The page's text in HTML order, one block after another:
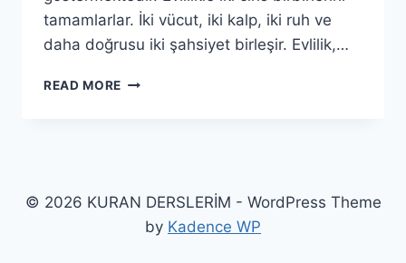
tamamlarlar. İki vücut, iki kalp, iki ruh ve
daha doğrusu iki şahsiyet birleşir. Evlilik,…
READ MORE NEDEN
© 2026 KURAN DERSLERİM - WordPress Theme
by Kadence WP